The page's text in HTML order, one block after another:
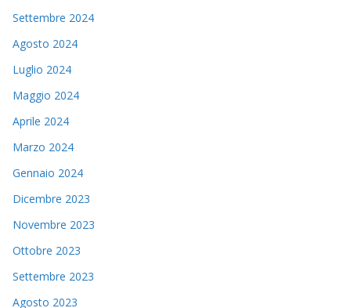
Settembre 2024
Agosto 2024
Luglio 2024
Maggio 2024
Aprile 2024
Marzo 2024
Gennaio 2024
Dicembre 2023
Novembre 2023
Ottobre 2023
Settembre 2023
Agosto 2023